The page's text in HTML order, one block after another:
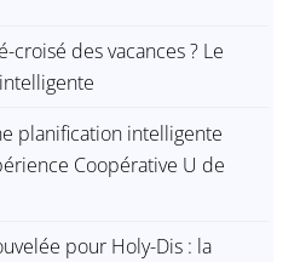
croisé des vacances ? Le
planification intelligente
Coopérative U de
pour Holy-Dis : la